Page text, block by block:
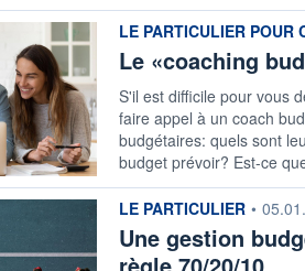
information fournie par
LE PARTICULIER POUR
Le «coaching
S'il est difficile pour vous
faire appel à un coach
budgétaires: quels sont
budget prévoir? Est-ce
information fournie par
LE PARTICULIER •
Une gestion